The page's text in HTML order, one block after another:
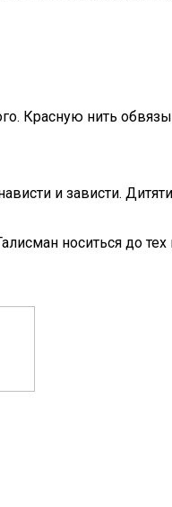
Красную нить
и зависти.
носиться до